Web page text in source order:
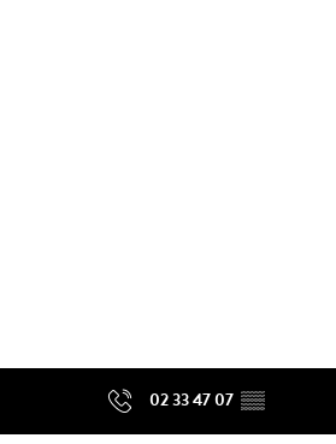
02 33 47 07 ▒▒